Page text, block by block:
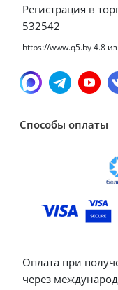
Регистрация в
532542
https://www.q5.by4.8 из
Способы оплаты
Оплата при
через